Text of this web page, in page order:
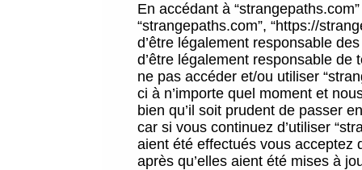
En accédant à
“strangepaths.com”, “https://
d’être légalement responsable
d’être légalement responsable
ne pas accéder et/ou utiliser
ci à n’importe quel moment et
bien qu’il soit prudent de passer
car si vous continuez d’utiliser
aient été effectués vous acceptez
après qu’elles aient été mises à